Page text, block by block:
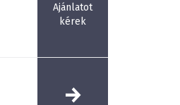
Ajánlatot
kérek